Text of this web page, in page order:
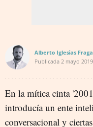
Alberto Iglesias Fraga
Publicada 2 mayo 2019
En la mítica cinta
introducía un ente
conversacional y